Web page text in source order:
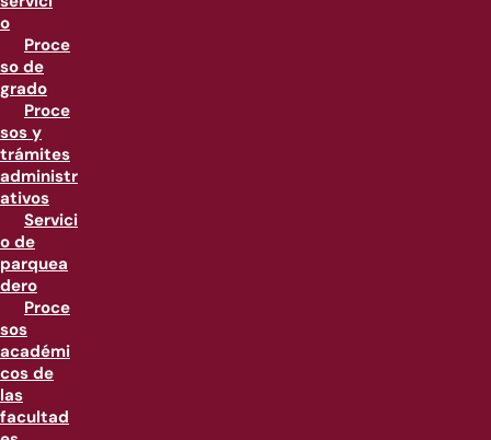
o
Proce
so de
grado
Proce
sos y
trámites
administr
ativos
Servici
o de
parquea
dero
Proce
sos
académi
cos de
las
facultad